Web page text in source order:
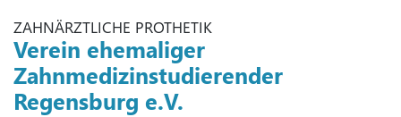
ZAHNÄRZTLICHE PROTHETIK
Verein ehemaliger
Zahnmedizinstudierender
Regensburg e.V.